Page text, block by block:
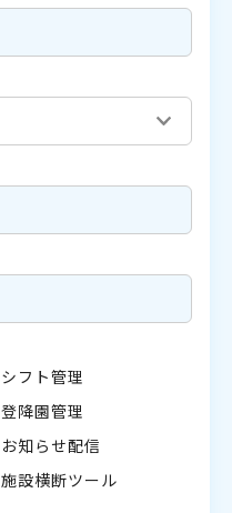
シフト管理
登降園管理
お知らせ配信
施設横断ツール